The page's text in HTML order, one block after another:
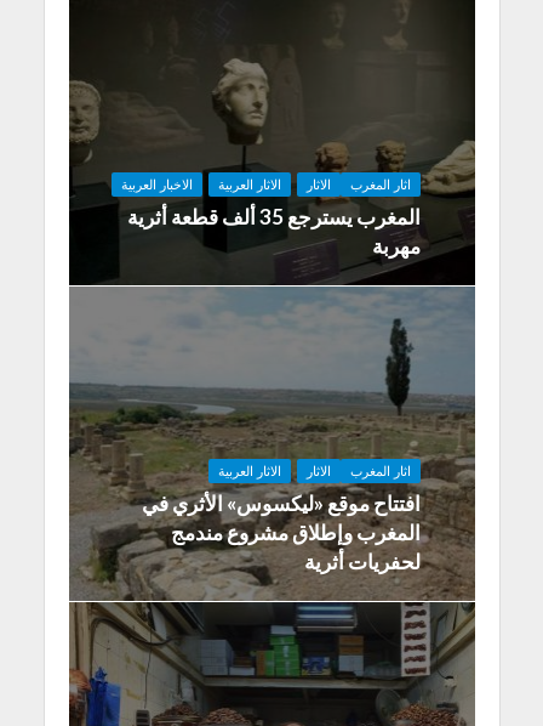
اثار المغرب الاثار الاثار العربية الاخبار العربية
المغرب يسترجع 35 ألف قطعة أثرية
مهربة
اثار المغرب الاثار الاثار العربية
افتتاح موقع «ليكسوس» الأثري في
المغرب وإطلاق مشروع مندمج
لحفريات أثرية